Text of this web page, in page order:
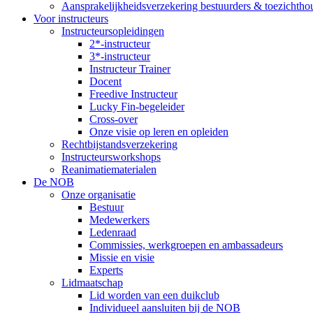
Aansprakelijkheidsverzekering bestuurders &
Voor instructeurs
Instructeursopleidingen
2*-instructeur
3*-instructeur
Instructeur Trainer
Docent
Freedive Instructeur
Lucky Fin-begeleider
Cross-over
Onze visie op leren en opleiden
Rechtbijstandsverzekering
Instructeursworkshops
Reanimatiematerialen
De NOB
Onze organisatie
Bestuur
Medewerkers
Ledenraad
Commissies, werkgroepen en ambassadeurs
Missie en visie
Experts
Lidmaatschap
Lid worden van een duikclub
Individueel aansluiten bij de NOB